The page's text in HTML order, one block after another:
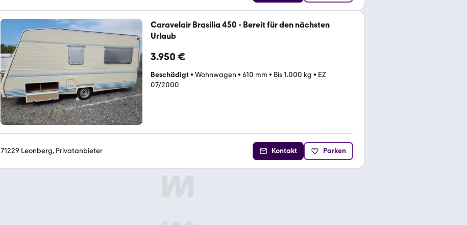
Caravelair Brasilia 450 - Bereit für den nächsten
Urlaub
3.950 €
Beschädigt• Wohnwagen • 610 mm • Bis 1.000 kg • EZ
07/2000
71229 Leonberg, Privatanbieter Kontakt Parken